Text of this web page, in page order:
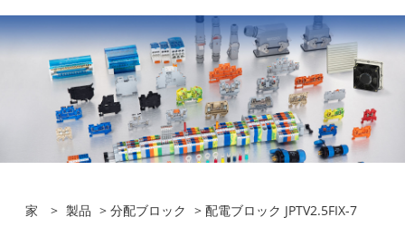
家 > 製品 >分配ブロック > 配電ブロック JPTV2.5FIX-7